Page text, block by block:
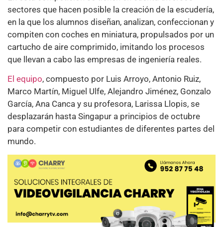
sectores que hacen posible la creación de la escudería,
en la que los alumnos diseñan, analizan, confeccionan y
compiten con coches en miniatura, propulsados por un
cartucho de aire comprimido, imitando los procesos
que llevan a cabo las empresas de ingeniería reales.
El equipo, compuesto por Luis Arroyo, Antonio Ruiz,
Marco Martín, Miguel Ulfe, Alejandro Jiménez, Gonzalo
García, Ana Canca y su profesora, Larissa Llopis, se
desplazarán hasta Singapur a principios de octubre
para competir con estudiantes de diferentes partes del
mundo.